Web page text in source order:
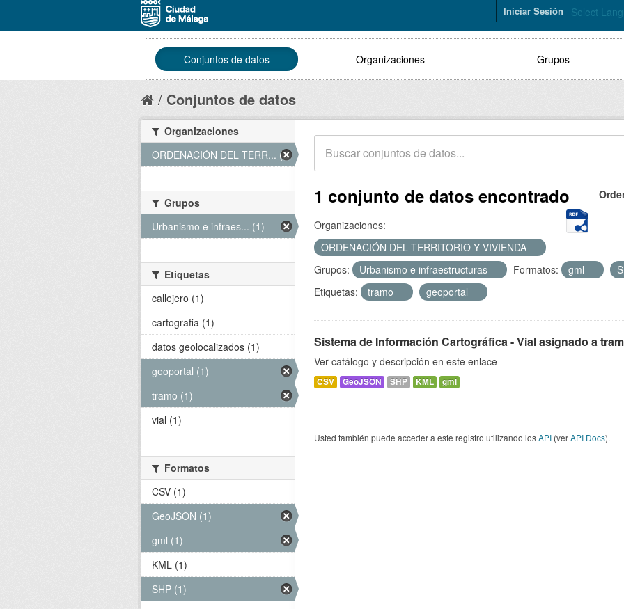
Select
Iniciar Sesión
Conjuntos de datos Organizaciones Grupos
Conjuntos de datos
1 conjunto de datos encontrado
Organizaciones:
ORDENACIÓN DEL TERRITORIO Y VIVIENDA
Grupos:
Urbanismo e infraestructuras Formatos: gml
Etiquetas:
tramo geoportal
Sistema de Información Cartográfica - Vial asignado a
Ver catálogo y descripción en este enlace
CSV GeoJSON SHP KML gml
Usted también puede acceder a este registro utilizando losAPI (verAPI Docs).
Organizaciones
ORDENACIÓN DEL TERR... (1)
Grupos
Urbanismo e infraes... (1)
Etiquetas
callejero (1)
cartografia (1)
datos geolocalizados (1)
geoportal (1)
tramo (1)
vial (1)
Formatos
CSV (1)
GeoJSON (1)
gml (1)
KML (1)
SHP (1)